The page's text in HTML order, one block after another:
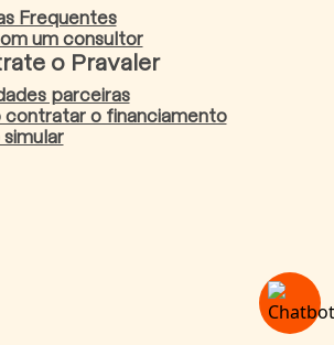
Frequentes
um consultor
o Pravaler
parceiras
contratar o financiamento